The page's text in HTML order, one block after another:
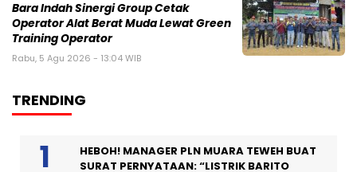
Bara Indah Sinergi Group Cetak
Operator Alat Berat Muda Lewat Green
Training Operator
Rabu, 5 Agu 2026 - 13:04 WIB
TRENDING
HEBOH! MANAGER PLN MUARA TEWEH BUAT
SURAT PERNYATAAN: “LISTRIK BARITO